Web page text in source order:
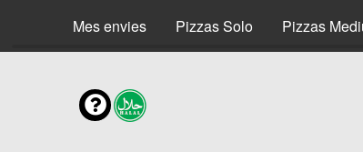
Mes envies Pizzas Solo Pizzas